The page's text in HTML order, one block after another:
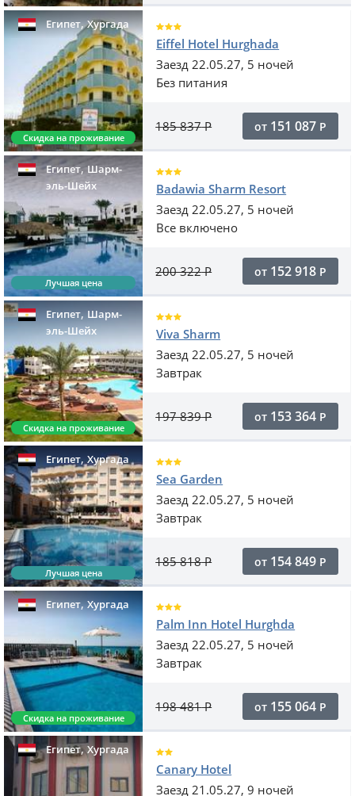
Египет,Хургада
Скидка на проживание
Eiffel Hotel Hurghada
Заезд 22.05.27, 5 ночей
Без питания
185 837Р от 151 087 Р
Египет,Шарм-
эль-Шейх
Лучшая цена
Badawia Sharm Resort
Заезд 22.05.27, 5 ночей
Все включено
200 322Р от 152 918 Р
Египет,Шарм-
эль-Шейх
Скидка на проживание
Viva Sharm
Заезд 22.05.27, 5 ночей
Завтрак
197 839Р от 153 364 Р
Египет,Хургада
Лучшая цена
Sea Garden
Заезд 22.05.27, 5 ночей
Завтрак
185 818Р от 154 849 Р
Египет,Хургада
Скидка на проживание
Palm Inn Hotel Hurghda
Заезд 22.05.27, 5 ночей
Завтрак
198 481Р от 155 064 Р
Египет,Хургада
Canary Hotel
Заезд 21.05.27, 9 ночей